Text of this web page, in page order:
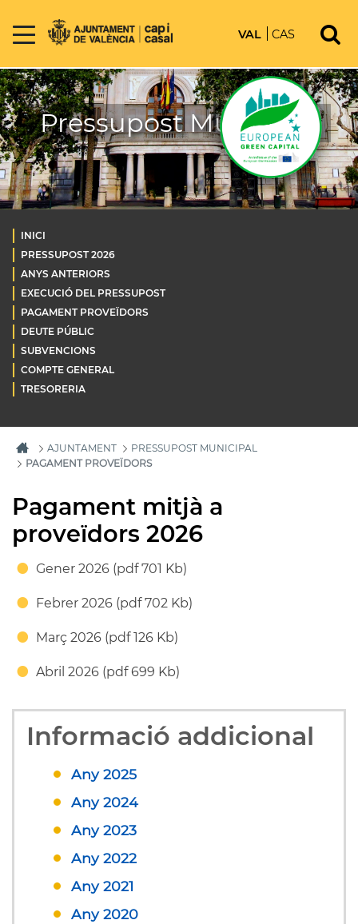
VAL CAS
Pressupost Municipal
INICI
PRESSUPOST 2026
ANYS ANTERIORS
EXECUCIÓ DEL PRESSUPOST
PAGAMENT PROVEÏDORS
DEUTE PÚBLIC
SUBVENCIONS
COMPTE GENERAL
TRESORERIA
AJUNTAMENT
PRESSUPOST MUNICIPAL
PAGAMENT PROVEÏDORS
Pagament mitjà a
proveïdors 2026
Gener 2026 (pdf 701 Kb)
Febrer 2026 (pdf 702 Kb)
Març 2026 (pdf 126 Kb)
Abril 2026 (pdf 699 Kb)
Informació addicional
Any 2025
Any 2024
Any 2023
Any 2022
Any 2021
Any 2020